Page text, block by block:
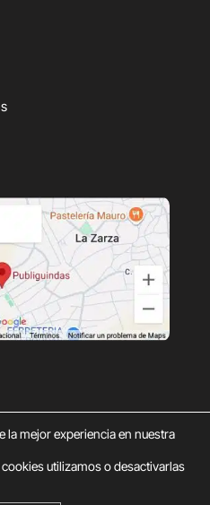
la mejor experiencia en nuestra
utilizamos o desactivarlas